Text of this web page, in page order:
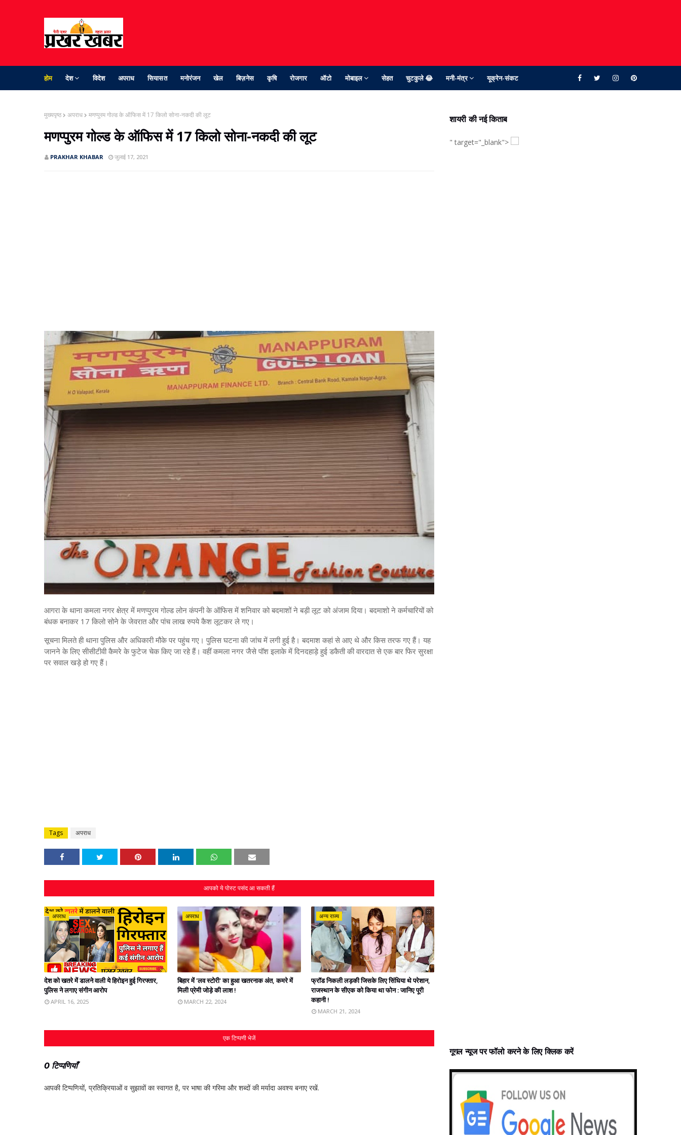
होम देश विदेश अपराध सियासत मनोरंजन खेल बिज़नेस कृषि रोजगार ऑटो मोबाइल सेहत चुटकुले 😂 मनी-मंत्र यूक्रेन-संकट
मुख्यपृष्ठ अपराध मणप्पुरम गोल्ड के ऑफिस में 17 किलो सोना-नकदी की लूट
मणप्पुरम गोल्ड के ऑफिस में 17 किलो सोना-नकदी की लूट
PRAKHAR KHABAR जुलाई 17, 2021
आगरा के थाना कमला नगर क्षेत्र में मणप्पुरम गोल्ड लोन कंपनी के ऑफिस में शनिवार को बदमाशों ने बड़ी लूट को अंजाम दिया। बदमाशो ने कर्मचारियों को
बंधक बनाकर 17 किलो सोने के जेवरात और पांच लाख रुपये कैश लूटकर ले गए।
सूचना मिलते ही थाना पुलिस और अधिकारी मौके पर पहुंच गए। पुलिस घटना की जांच में लगी हुई है। बदमाश कहां से आए थे और किस तरफ गए हैं। यह
जानने के लिए सीसीटीवी कैमरे के फुटेज चेक किए जा रहे हैं। वहीं कमला नगर जैसे पॉश इलाके में दिनदहाड़े हुई डकैती की वारदात से एक बार फिर सुरक्षा
पर सवाल खड़े हो गए हैं।
Tags अपराध
आपको ये पोस्ट पसंद आ सकती हैं
अपराध
देश को खतरे में डालने वाली ये हिरोइन हुई गिरफ्तार,
पुलिस ने लगाए संगीन आरोप
APRIL 16, 2025
अपराध
बिहार में 'लव स्टोरी' का हुआ खतरनाक अंत, कमरे में
मिली प्रेमी जोड़े की लाश !
MARCH 22, 2024
अन्य राज्य
फ्रॉड निकली लड़की जिसके लिए सिंधिया थे परेशान,
राजस्‍थान के सीएक को किया था फोन : जानिए पूरी
कहानी !
MARCH 21, 2024
एक टिप्पणी भेजें
0 टिप्पणियाँ
आपकी टिप्‍पणियों, प्रतिक्रियाओं व सुझावों का स्‍वागत है, पर भाषा की गरिमा और शब्‍दों की मर्यादा अवश्‍य बनाए रखें.
शायरी की नई किताब
" target="_blank">
गूगल न्‍यूज पर फॉलो करने के लिए क्लिक करें